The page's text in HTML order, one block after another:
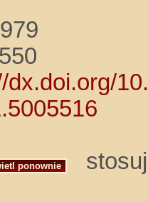
dx.doi.org/